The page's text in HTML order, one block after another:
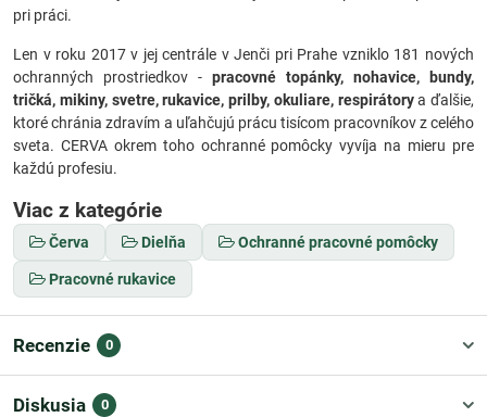
pri práci.
Len v roku 2017 v jej centrále v Jenči pri Prahe vzniklo 181 nových
ochranných prostriedkov - pracovné topánky, nohavice, bundy,
tričká, mikiny, svetre, rukavice, prilby, okuliare, respirátorya ďalšie,
ktoré chránia zdravím a uľahčujú prácu tisícom pracovníkov z celého
sveta. CERVA okrem toho ochranné pomôcky vyvíja na mieru pre
každú profesiu.
Viac z kategórie
Červa Dielňa Ochranné pracovné pomôcky
Pracovné rukavice
Recenzie 0
Diskusia 0